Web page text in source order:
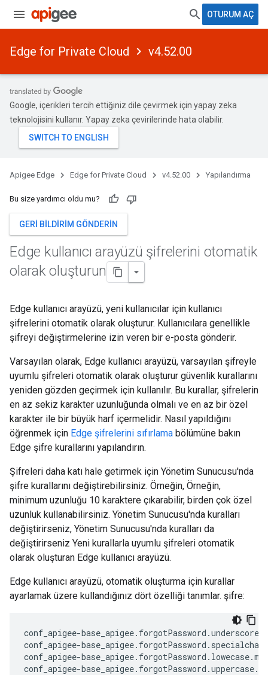
OTURUM AÇ
Edge for Private Cloud v4.52.00
Google, içerikleri tercih ettiğiniz dile çevirmek için yapay zeka
teknolojisini kullanır. Yapay zeka çevirilerinde hata olabilir.
Apigee Edge Edge for Private Cloud v4.52.00 Yapılandırma
Bu size yardımcı oldu mu?
GERI BILDIRIM GÖNDERIN
Edge kullanıcı arayüzü şifrelerini otomatik
olarak oluşturun
Edge kullanıcı arayüzü, yeni kullanıcılar için kullanıcı
şifrelerini otomatik olarak oluşturur. Kullanıcılara genellikle
şifreyi değiştirmelerine izin veren bir e-posta gönderir.
Varsayılan olarak, Edge kullanıcı arayüzü, varsayılan şifreyle
uyumlu şifreleri otomatik olarak oluşturur güvenlik kurallarını
yeniden gözden geçirmek için kullanılır. Bu kurallar, şifrelerin
en az sekiz karakter uzunluğunda olmalı ve en az bir özel
karakter ile bir büyük harf içermelidir. Nasıl yapıldığını
öğrenmek için Edge şifrelerini sıfırlama bölümüne bakın
Edge şifre kurallarını yapılandırın.
Şifreleri daha katı hale getirmek için Yönetim Sunucusu'nda
şifre kurallarını değiştirebilirsiniz. Örneğin, Örneğin,
minimum uzunluğu 10 karaktere çıkarabilir, birden çok özel
uzunluk kullanabilirsiniz. Yönetim Sunucusu'nda kuralları
değiştirirseniz, Yönetim Sunucusu'nda kuralları da
değiştirirseniz Yeni kurallarla uyumlu şifreleri otomatik
olarak oluşturan Edge kullanıcı arayüzü.
Edge kullanıcı arayüzü, otomatik oluşturma için kurallar
ayarlamak üzere kullandığınız dört özelliği tanımlar. şifre:
conf_apigee-
conf_apigee-
conf_apigee-
conf_apigee-